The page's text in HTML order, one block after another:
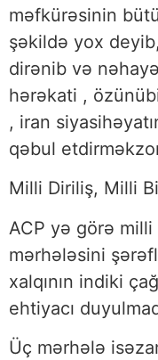
məfkürəsinin
şəkildə yox
dirənib və
hərəkati ,
, iran
qəbul
Milli Diriliş, Milli
ACP yə görə milli
mərhələsini
xalqının indiki
ehtiyacı
Üç mərhələ